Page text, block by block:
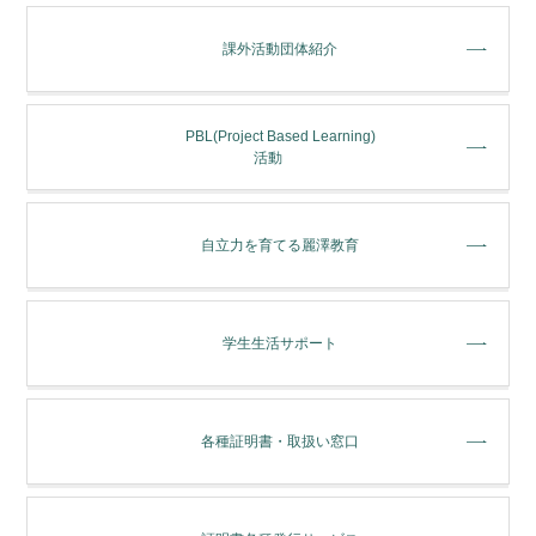
課外活動団体紹介
PBL(Project Based Learning)
活動
⾃⽴⼒を育てる麗澤教育
学⽣⽣活サポート
各種証明書・取扱い窓⼝